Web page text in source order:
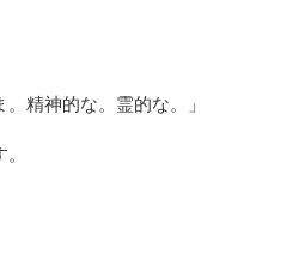
。精神的な。霊的な。」